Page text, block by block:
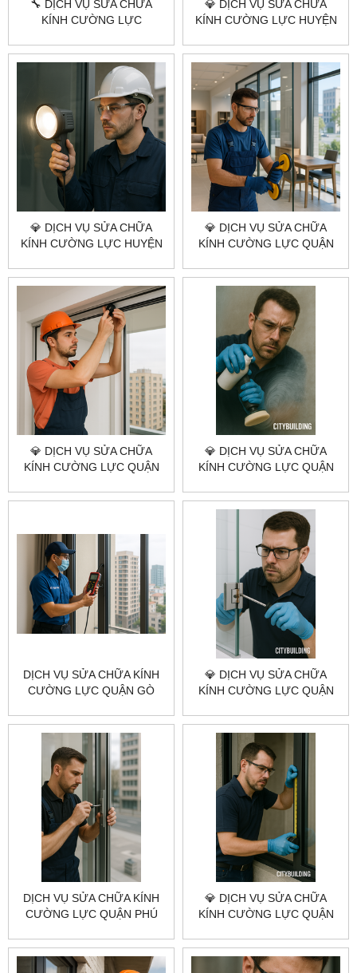
🔧 DỊCH VỤ SỬA CHỮA
KÍNH CƯỜNG LỰC
HUYỆN CỦ CHI
💎 DỊCH VỤ SỬA CHỮA
KÍNH CƯỜNG LỰC HUYỆN
CITYBUILDING HCM –
NHANH – KỸ – GIÁ TỐT
💎 DỊCH VỤ SỬA CHỮA
KÍNH CƯỜNG LỰC HUYỆN
CITYBUILDING HCM – UY
TÍN – NHANH – GIÁ XƯỞNG
💎 DỊCH VỤ SỬA CHỮA
KÍNH CƯỜNG LỰC QUẬN
HCM – NHANH – CHUẨN KỸ
THUẬT – GIÁ XƯỞNG
💎 DỊCH VỤ SỬA CHỮA
KÍNH CƯỜNG LỰC QUẬN
HCM – NHANH – GIÁ
💎 DỊCH VỤ SỬA CHỮA
KÍNH CƯỜNG LỰC QUẬN
HCM – NHANH – KỸ – GIÁ
TỐT
DỊCH VỤ SỬA CHỮA KÍNH
CƯỜNG LỰC QUẬN GÒ
NHANH, ĐÚNG KỸ THUẬT,
BÁO GIÁ RÕ RÀNG
💎 DỊCH VỤ SỬA CHỮA
KÍNH CƯỜNG LỰC QUẬN
CITYBUILDING HCM –
NHANH – GIÁ XƯỞNG
DỊCH VỤ SỬA CHỮA KÍNH
CƯỜNG LỰC QUẬN PHÚ
– NHANH, ĐÚNG KỸ THUẬT,
BÁO GIÁ RÕ RÀNG
💎 DỊCH VỤ SỬA CHỮA
KÍNH CƯỜNG LỰC QUẬN
NHANH – CHUẨN KỸ THUẬT
– GIÁ XƯỞNG